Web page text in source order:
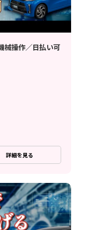
械操作／日払い可
詳細を見る